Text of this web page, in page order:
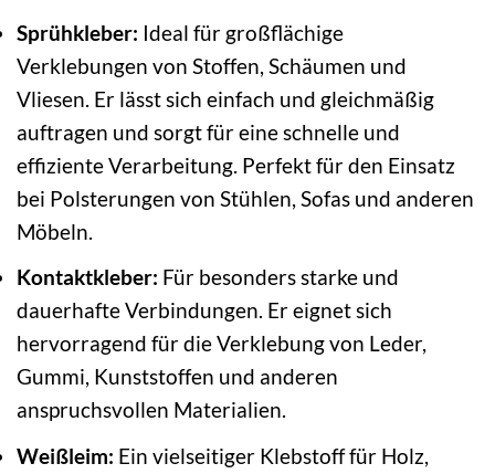
Sprühkleber: Ideal für großflächige
Verklebungen von Stoffen, Schäumen und
Vliesen. Er lässt sich einfach und gleichmäßig
auftragen und sorgt für eine schnelle und
effiziente Verarbeitung. Perfekt für den Einsatz
bei Polsterungen von Stühlen, Sofas und anderen
Möbeln.
Kontaktkleber: Für besonders starke und
dauerhafte Verbindungen. Er eignet sich
hervorragend für die Verklebung von Leder,
Gummi, Kunststoffen und anderen
anspruchsvollen Materialien.
Weißleim: Ein vielseitiger Klebstoff für Holz,